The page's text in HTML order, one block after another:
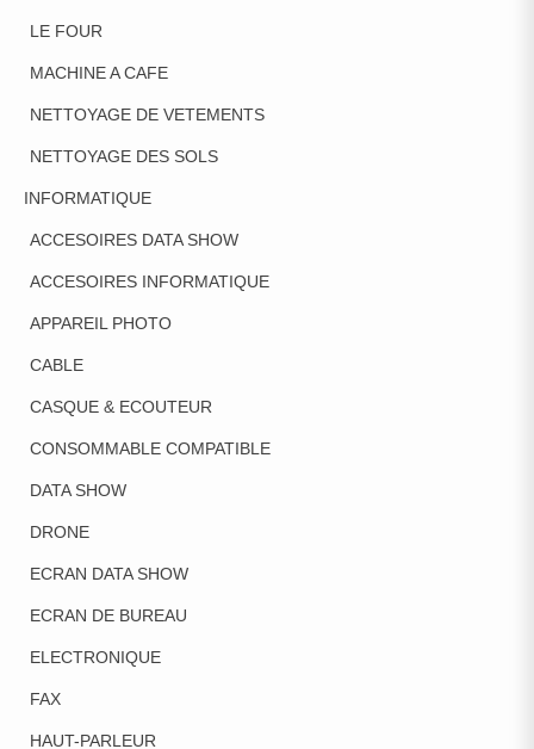
LE FOUR
MACHINE A CAFE
NETTOYAGE DE VETEMENTS
NETTOYAGE DES SOLS
INFORMATIQUE
ACCESOIRES DATA SHOW
ACCESOIRES INFORMATIQUE
APPAREIL PHOTO
CABLE
CASQUE & ECOUTEUR
CONSOMMABLE COMPATIBLE
DATA SHOW
DRONE
ECRAN DATA SHOW
ECRAN DE BUREAU
ELECTRONIQUE
FAX
HAUT-PARLEUR